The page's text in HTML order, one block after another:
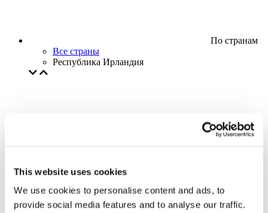
This website uses cookies
We use cookies to personalise content and ads, to
provide social media features and to analyse our traffic.
По странам
Все страны
Республика Ирландия